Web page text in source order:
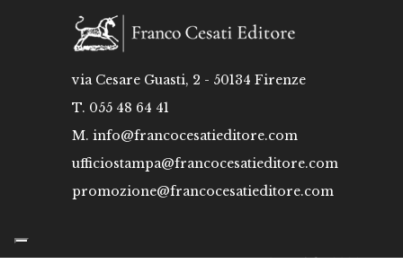
via Cesare Guasti, 2 - 50134 Firenze
T. 055 48 64 41
M. info@francocesatieditore.com
ufficiostampa@francocesatieditore.com
promozione@francocesatieditore.com
Copyright 2026